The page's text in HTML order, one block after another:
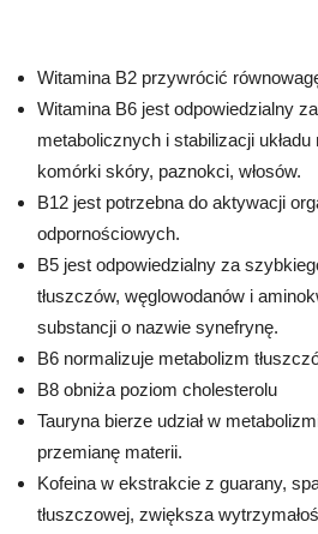
Witamina B2 przywrócić
Witamina B6 jest odpowiedzialny
metabolicznych i stabilizacji
komórki skóry, paznokci, włosów.
B12 jest potrzebna do aktywacji
odpornościowych.
B5 jest odpowiedzialny za
tłuszczów, węglowodanów i
substancji o nazwie synefrynę.
B6 normalizuje metabolizm
B8 obniża poziom cholesterolu
Tauryna bierze udział w
przemianę materii.
Kofeina w ekstrakcie z guarany,
tłuszczowej, zwiększa